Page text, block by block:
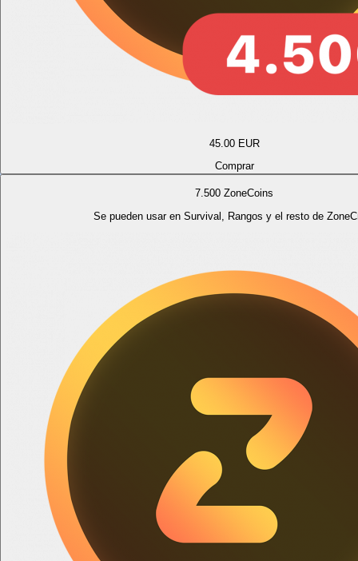
45.00 EUR
Comprar
7.500 ZoneCoins
Se pueden usar en Survival, Rangos y el resto de